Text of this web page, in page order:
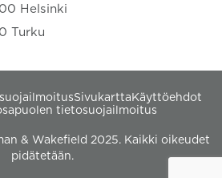
Helsinki
Turku
Sivukartta Käyttöehdot
tietosuojailmoitus
& Wakefield 2025. Kaikki oikeudet
pidätetään.